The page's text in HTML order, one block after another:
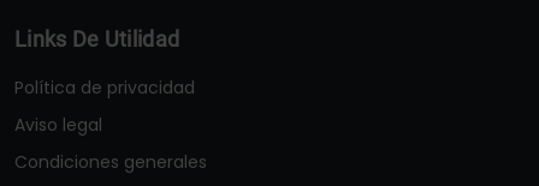
Links De Utilidad
Política de privacidad
Aviso legal
Condiciones generales